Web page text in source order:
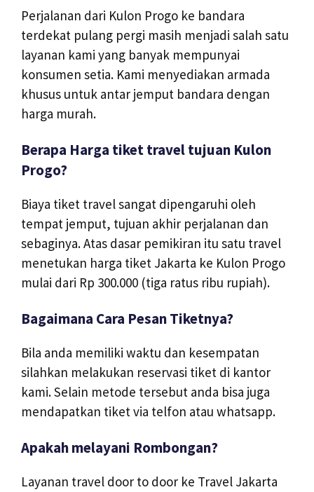
Perjalanan dari Kulon Progo ke bandara
terdekat pulang pergi masih menjadi salah satu
layanan kami yang banyak mempunyai
konsumen setia. Kami menyediakan armada
khusus untuk antar jemput bandara dengan
harga murah.
Berapa Harga tiket travel tujuan Kulon
Progo?
Biaya tiket travel sangat dipengaruhi oleh
tempat jemput, tujuan akhir perjalanan dan
sebaginya. Atas dasar pemikiran itu satu travel
menetukan harga tiket Jakarta ke Kulon Progo
mulai dari Rp 300.000 (tiga ratus ribu rupiah).
Bagaimana Cara Pesan Tiketnya?
Bila anda memiliki waktu dan kesempatan
silahkan melakukan reservasi tiket di kantor
kami. Selain metode tersebut anda bisa juga
mendapatkan tiket via telfon atau whatsapp.
Apakah melayani Rombongan?
Layanan travel door to door ke Travel Jakarta